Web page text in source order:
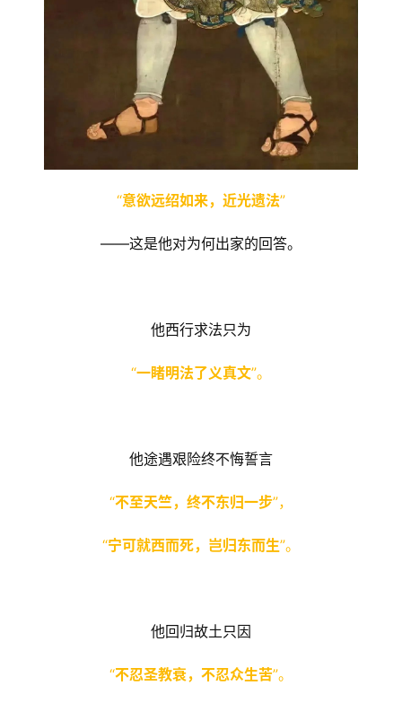
“意欲远绍如来，近光遗法”
——这是他对为何出家的回答。
他西行求法只为
“一睹明法了义真文”。
他途遇艰险终不悔誓言
“不至天竺，终不东归一步”，
“宁可就西而死，岂归东而生”。
他回归故土只因
“不忍圣教衰，不忍众生苦”。